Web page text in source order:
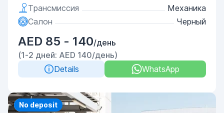
Трансмиссия
Механика
Салон
Черный
AED 85 - 140/день
(1-2 дней: AED 140/день)
Details
WhatsApp
Priority
No deposit